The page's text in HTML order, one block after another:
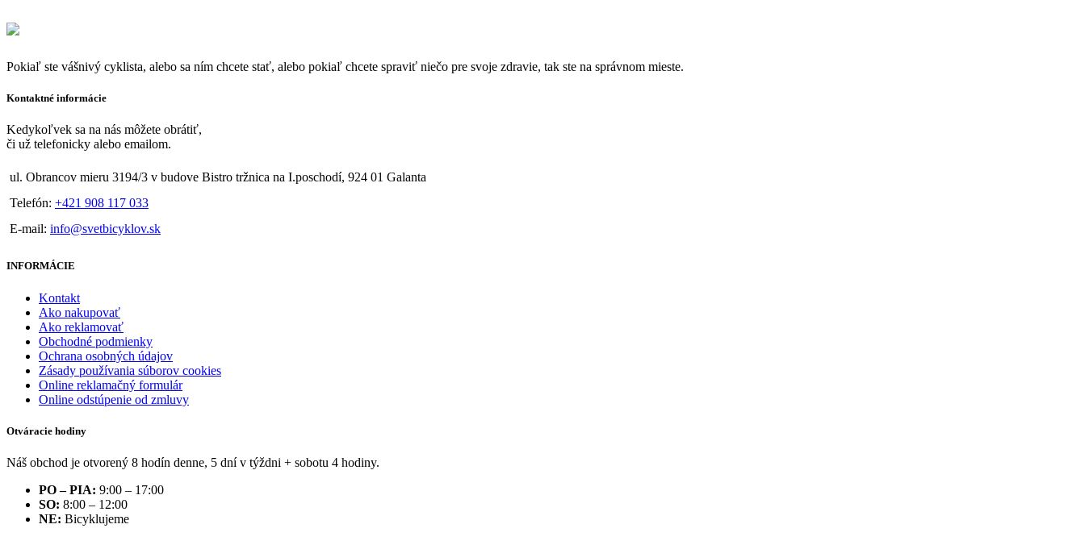
Pokiaľ ste vášnivý cyklista, alebo sa ním chcete stať, alebo pokiaľ chcete spraviť niečo pre svoje zdravie, tak ste na správnom mieste.
Kontaktné informácie
Kedykoľvek sa na nás môžete obrátiť,
či už telefonicky alebo emailom.
ul. Obrancov mieru 3194/3 v budove Bistro tržnica na I.poschodí, 924 01 Galanta
Telefón: +421 908 117 033
E-mail: info@svetbicyklov.sk
INFORMÁCIE
Kontakt
Ako nakupovať
Ako reklamovať
Obchodné podmienky
Ochrana osobných údajov
Zásady používania súborov cookies
Online reklamačný formulár
Online odstúpenie od zmluvy
Otváracie hodiny
Náš obchod je otvorený 8 hodín denne, 5 dní v týždni + sobotu 4 hodiny.
PO – PIA: 9:00 – 17:00
SO: 8:00 – 12:00
NE: Bicyklujeme